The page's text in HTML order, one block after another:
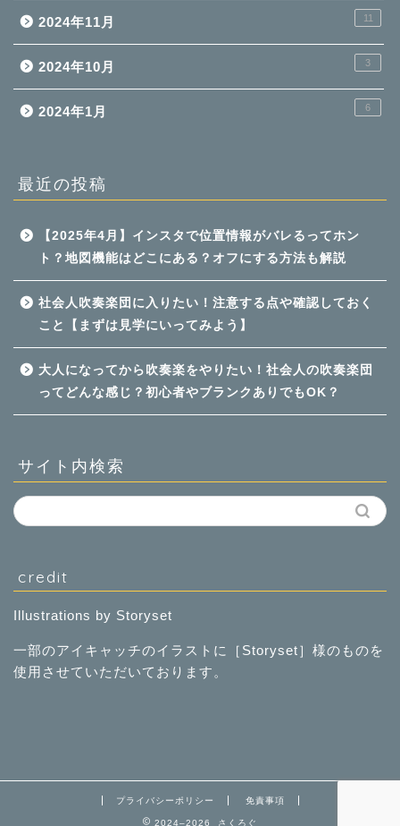
2024年11月 11
2024年10月 3
2024年1月 6
最近の投稿
【2025年4月】インスタで位置情報がバレるってホン
ト？地図機能はどこにある？オフにする方法も解説
社会人吹奏楽団に入りたい！注意する点や確認しておく
こと【まずは見学にいってみよう】
大人になってから吹奏楽をやりたい！社会人の吹奏楽団
ってどんな感じ？初心者やブランクありでもOK？
サイト内検索
credit
Illustrations by Storyset
一部のアイキャッチのイラストに［ Storyset］様のものを
使用させていただいております。
プライバシーポリシー 免責事項
2024–2026 さくろぐ